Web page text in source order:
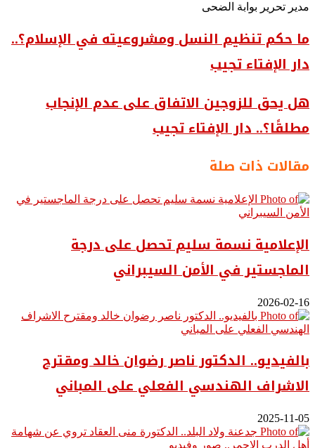
مدير تحرير بوابة الضحى
ما حكم تنظيم النسل ومشروعيته في الإسلام؟..
دار الإفتاء تجيب
هل يحق للزوجين الاتفاق على عدم الإنجاب
مطلقًا؟.. دار الإفتاء تجيب
مقالات ذات صلة
الإعلامية نسمة سليم تحصل على درجة
الماجستير في الأمن السيبراني
2026-02-16
بالفيديو.. ‎الدكتور ناصر رضوان خالد ومقترح
الاشراف الهندسي الفعلي على المباني
2025-11-05